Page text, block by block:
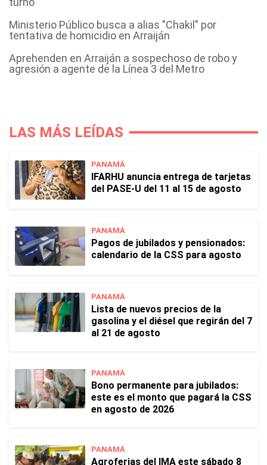
Ministerio Público busca a alias "Chakil" por
tentativa de homicidio en Arraiján
Aprehenden en Arraiján a sospechoso de robo y
agresión a agente de la Línea 3 del Metro
LAS MÁS LEÍDAS
PANAMÁ
IFARHU anuncia entrega de tarjetas
del PASE-U del 11 al 15 de agosto
PANAMÁ
Pagos de jubilados y pensionados:
calendario de la CSS para agosto
PANAMÁ
Lista de nuevos precios de la
gasolina y el diésel que regirán del 7
al 21 de agosto
PANAMÁ
Bono permanente para jubilados:
este es el monto que pagará la CSS
en agosto de 2026
PANAMÁ
Agroferias del IMA este sábado 8